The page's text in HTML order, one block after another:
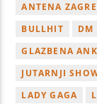
ANTENA
BULLHIT
DM
GLAZBENA
JUTARNJI
LADY GAGA